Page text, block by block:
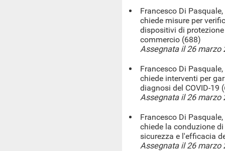
Francesco Di
chiede misure per
dispositivi di
commercio (688)
Assegnata il 26 marzo
Francesco Di
chiede interventi per
diagnosi del COVID-19
Assegnata il 26 marzo
Francesco Di
chiede la conduzione
sicurezza e l'efficacia
Assegnata il 26 marzo